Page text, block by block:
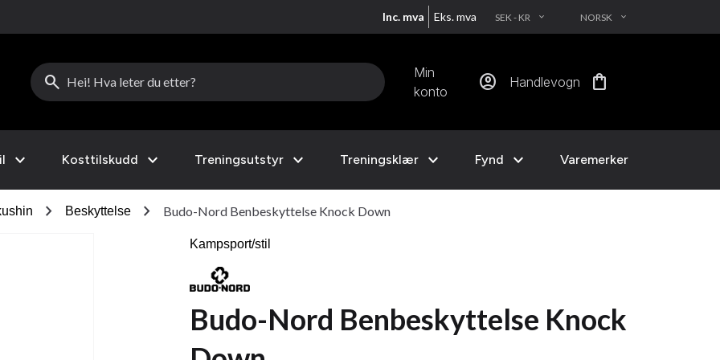
Inc. mva Eks. mva SEK - KR EXPAND_MORE NORSK EXPAND_MORE
search
Min
konto
account_circle Handlevogn shopping_bag
expand_more Kosttilskudd expand_more Treningsutstyr expand_more Treningsklær expand_more Fynd expand_more Varemerker
chevron_right Beskyttelse chevron_right Budo-Nord Benbeskyttelse Knock Down
Kampsport/stil
Budo-Nord Benbeskyttelse Knock